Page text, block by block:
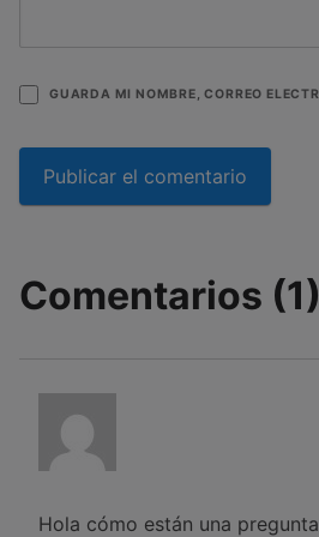
GUARDA MI NOMBRE, CORREO
Comentarios (1)
Hola cómo están una